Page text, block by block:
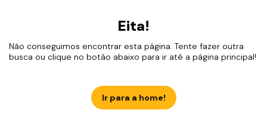
Eita!
Não conseguimos encontrar esta página. Tente fazer outra
busca ou clique no botão abaixo para ir até a página principal!
Ir para a home!